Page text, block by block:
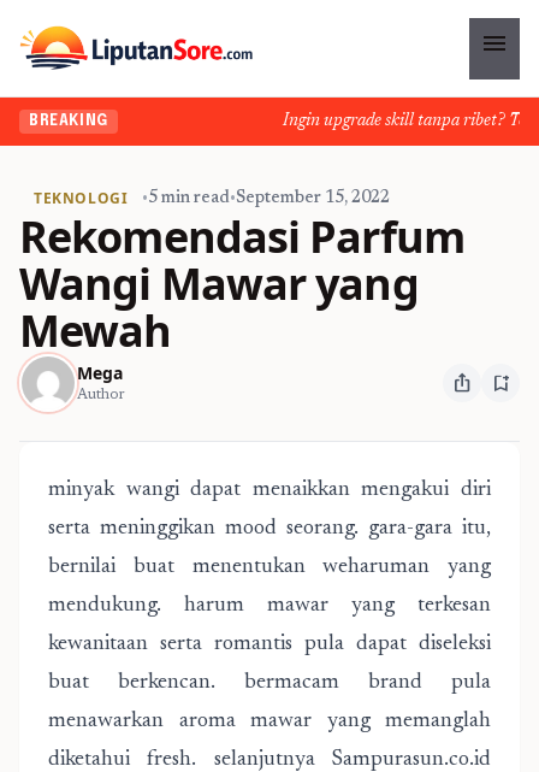
menu
BREAKING Ingin upgrade skill tanpa ribet?
TEKNOLOGI •5 min read•September 15, 2022
Rekomendasi Parfum
Wangi Mawar yang
Mewah
Mega
Author ios_share bookmark_add
minyak wangi dapat menaikkan mengakui diri
serta meninggikan mood seorang. gara-gara itu,
bernilai buat menentukan weharuman yang
mendukung. harum mawar yang terkesan
kewanitaan serta romantis pula dapat diseleksi
buat berkencan. bermacam brand pula
menawarkan aroma mawar yang memanglah
diketahui fresh. selanjutnya Sampurasun.co.id